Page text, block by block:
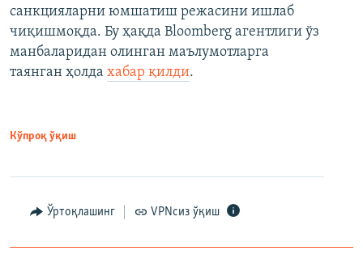
санкцияларни юмшатиш режасини ишлаб
чиқишмоқда. Бу ҳақда Bloomberg агентлиги ўз
манбаларидан олинган маълумотларга
таянган ҳолда хабар қилди.
Кўпроқ ўқиш
Ўртоқлашинг VPNсиз ўқиш